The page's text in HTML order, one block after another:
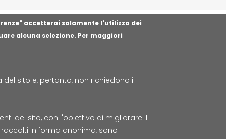
accetterai solamente l'utilizzo dei
alcuna selezione. Per maggiori
sito e, pertanto, non richiedono il
del sito, con l'obiettivo di migliorare il
in forma anonima, sono